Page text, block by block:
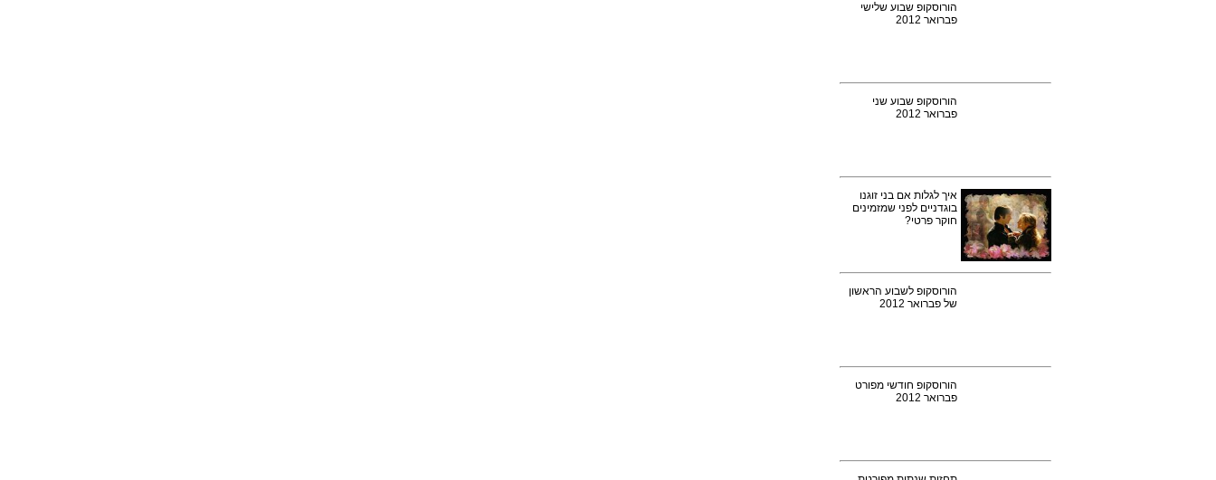
הורוסקופ שבוע שלישי
פברואר 2012
הורוסקופ שבוע שני
פברואר 2012
איך לגלות אם בני זוגנו
בוגדניים לפני שמזמינים
חוקר פרטי?
הורוסקופ לשבוע הראשון
של פברואר 2012
הורוסקופ חודשי מפורט
פברואר 2012